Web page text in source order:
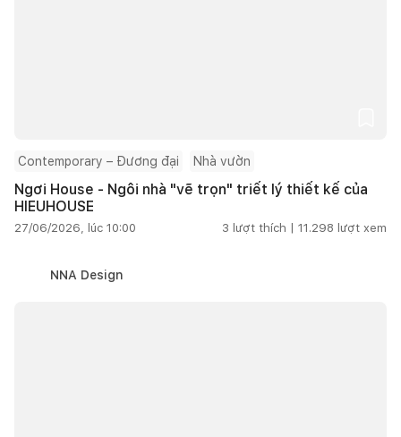
Contemporary – Đương đại Nhà vườn
Ngơi House - Ngôi nhà "vẽ trọn" triết lý thiết kế của
HIEUHOUSE
27/06/2026, lúc 10:00 3 lượt thích | 11.298 lượt xem
NNA Design